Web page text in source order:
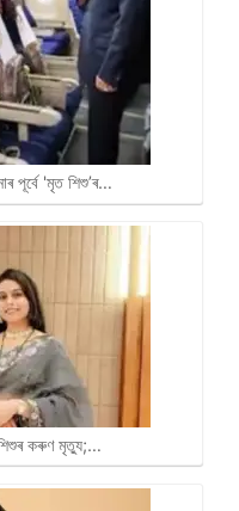
পূৰ্বে 'মৃত শিশু’ৰ…
কৰুণ মৃত্যু;…